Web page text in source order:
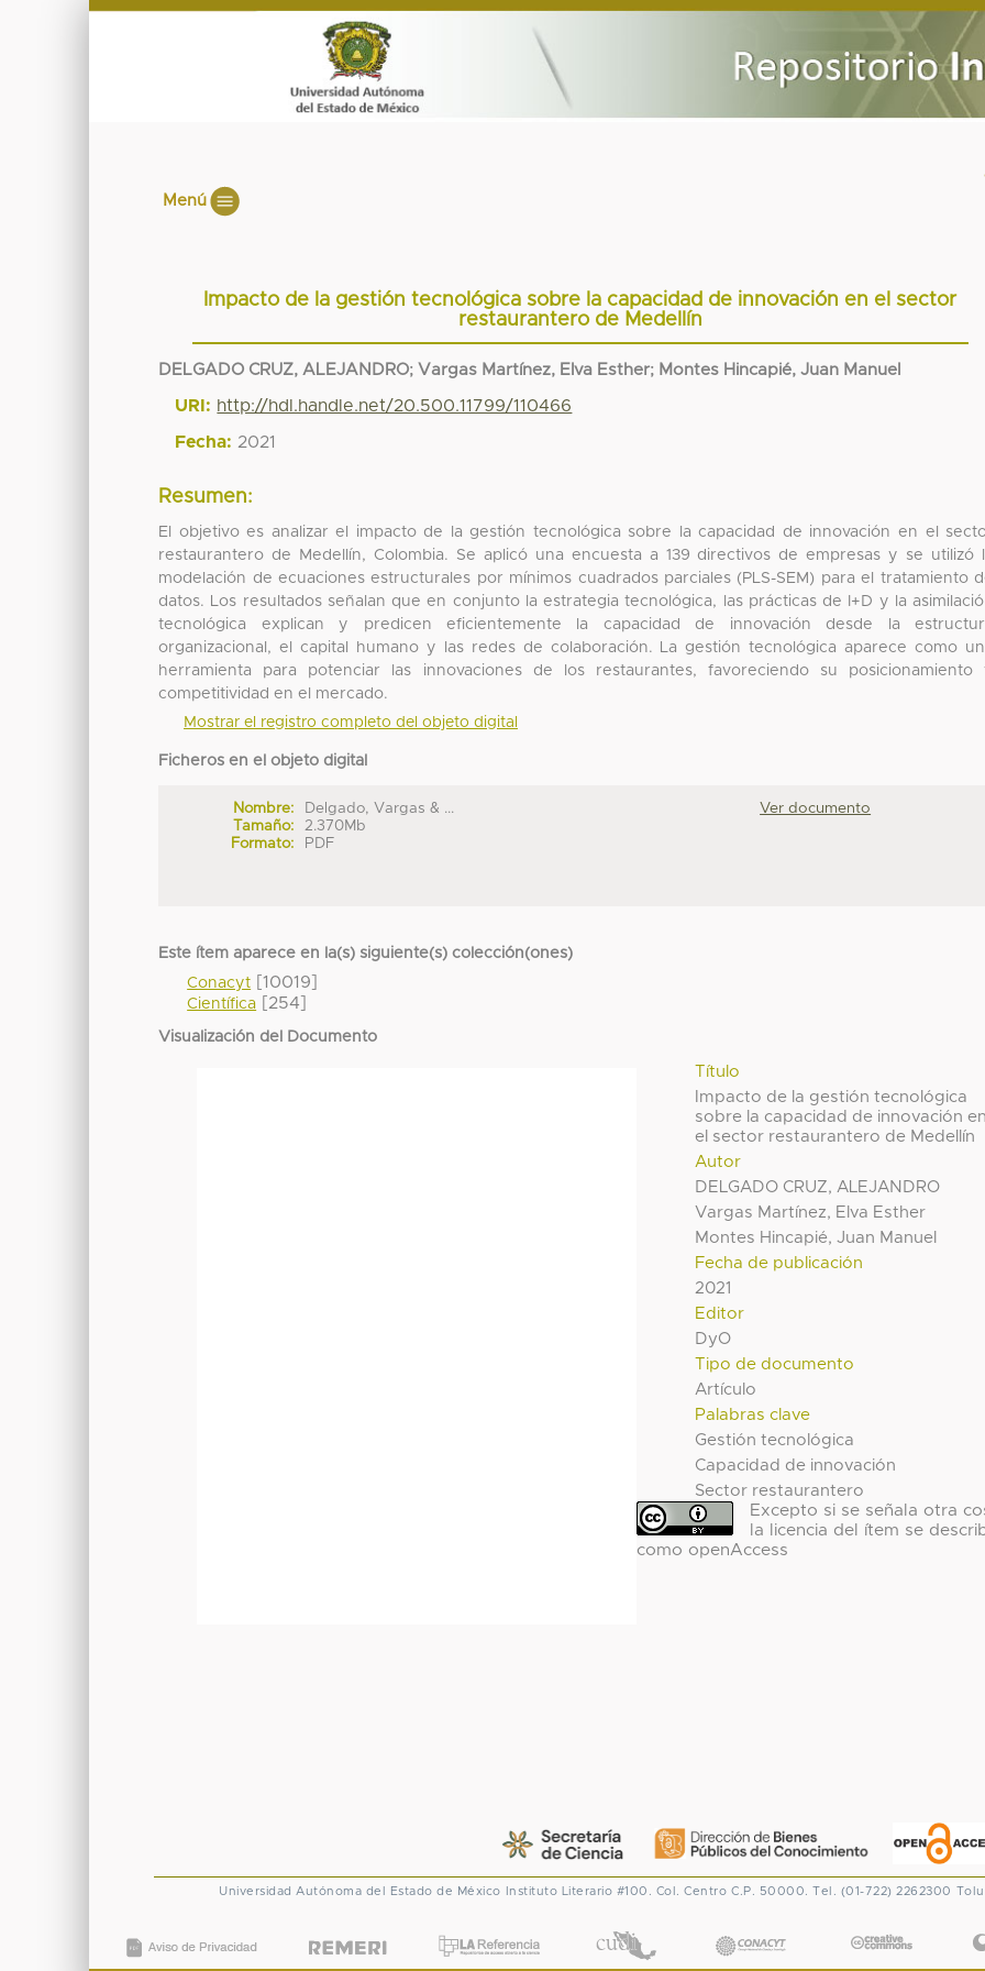
Menú
Impacto de la gestión tecnológica sobre la capacidad de innovación en el sector
restaurantero de Medellín
DELGADO CRUZ, ALEJANDRO; Vargas Martínez, Elva Esther; Montes Hincapié, Juan Manuel
URI: http://hdl.handle.net/20.500.11799/110466
Fecha: 2021
Resumen:
El objetivo es analizar el impacto de la gestión tecnológica sobre la capacidad de innovación en el
restaurantero de Medellín, Colombia. Se aplicó una encuesta a 139 directivos de empresas y se utilizó
modelación de ecuaciones estructurales por mínimos cuadrados parciales (PLS-SEM) para el tratamiento
datos. Los resultados señalan que en conjunto la estrategia tecnológica, las prácticas de I+D y la
tecnológica explican y predicen eficientemente la capacidad de innovación desde la
organizacional, el capital humano y las redes de colaboración. La gestión tecnológica aparece como
herramienta para potenciar las innovaciones de los restaurantes, favoreciendo su posicionamiento
competitividad en el mercado.
Mostrar el registro completo del objeto digital
Ficheros en el objeto digital
Nombre:
Delgado, Vargas & ...
Tamaño:
2.370Mb
Formato:
PDF
Ver documento
Este ítem aparece en la(s) siguiente(s) colección(ones)
Conacyt [10019]
Científica [254]
Visualización del Documento
Título
Impacto de la gestión tecnológica
sobre la capacidad de innovación
el sector restaurantero de Medellín
Autor
DELGADO CRUZ, ALEJANDRO
Vargas Martínez, Elva Esther
Montes Hincapié, Juan Manuel
Fecha de publicación
2021
Editor
DyO
Tipo de documento
Artículo
Palabras clave
Gestión tecnológica
Capacidad de innovación
Sector restaurantero
Excepto si se señala otra
la licencia del ítem se
como openAccess
Universidad Autónoma del Estado de México Instituto Literario #100. Col. Centro C.P. 50000. Tel. (01-722) 2262300